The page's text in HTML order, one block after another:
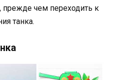
прежде чем переходить к
танка.